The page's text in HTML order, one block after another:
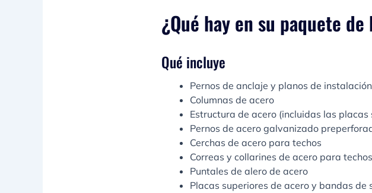
¿Qué hay en su paquete
Qué incluye
Pernos de anclaje y planos de instalación
Columnas de acero
Estructura de acero (incluidas las
Pernos de acero galvanizado
Cerchas de acero para techos
Correas y collarines de acero para techos
Puntales de alero de acero
Placas superiores de acero y bandas de